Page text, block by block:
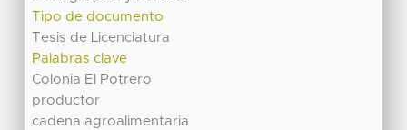
Tipo de documento
Tesis de Licenciatura
Palabras clave
Colonia El Potrero
productor
cadena agroalimentaria